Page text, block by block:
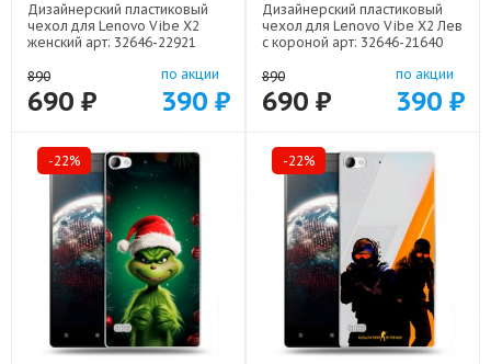
Дизайнерский пластиковый
чехол для Lenovo Vibe X2
женский арт: 32646-22921
890
690 ₽
по акции
390 ₽
Дизайнерский пластиковый
чехол для Lenovo Vibe X2 Лев
с короной арт: 32646-21640
890
690 ₽
по акции
390 ₽
-22% -22%